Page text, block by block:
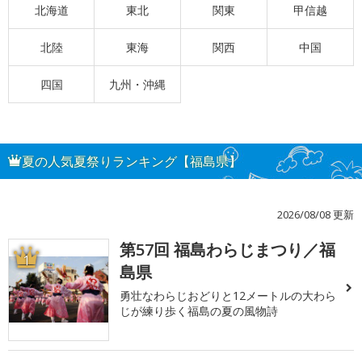
北海道 東北 関東 甲信越
北陸 東海 関西 中国
四国 九州・沖縄
夏の人気夏祭りランキング【福島県】
2026/08/08 更新
1
第57回 福島わらじまつり／福
島県
勇壮なわらじおどりと12メートルの大わら
じが練り歩く福島の夏の風物詩